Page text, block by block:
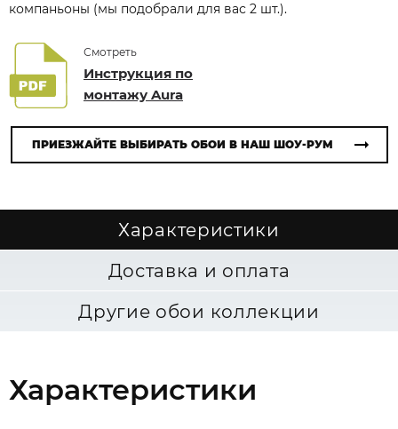
компаньоны (мы подобрали для вас 2 шт.).
Смотреть
Инструкция по
монтажу Aura
ПРИЕЗЖАЙТЕ ВЫБИРАТЬ ОБОИ В НАШ ШОУ-РУМ
Характеристики
Доставка и оплата
Другие обои коллекции
Характеристики